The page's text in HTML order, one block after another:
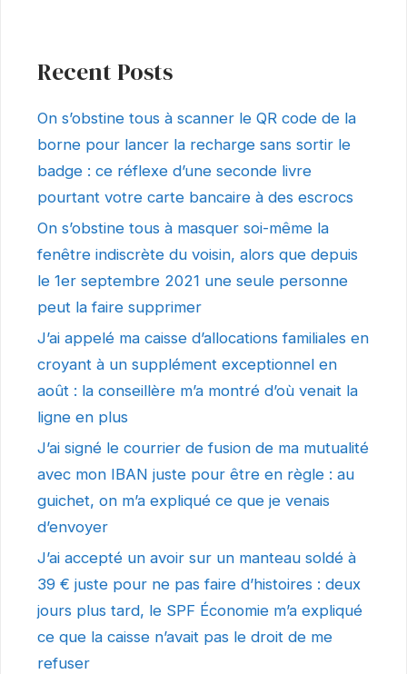
Recent Posts
On s’obstine tous à scanner le QR code de la
borne pour lancer la recharge sans sortir le
badge : ce réflexe d’une seconde livre
pourtant votre carte bancaire à des escrocs
On s’obstine tous à masquer soi-même la
fenêtre indiscrète du voisin, alors que depuis
le 1er septembre 2021 une seule personne
peut la faire supprimer
J’ai appelé ma caisse d’allocations familiales en
croyant à un supplément exceptionnel en
août : la conseillère m’a montré d’où venait la
ligne en plus
J’ai signé le courrier de fusion de ma mutualité
avec mon IBAN juste pour être en règle : au
guichet, on m’a expliqué ce que je venais
d’envoyer
J’ai accepté un avoir sur un manteau soldé à
39 € juste pour ne pas faire d’histoires : deux
jours plus tard, le SPF Économie m’a expliqué
ce que la caisse n’avait pas le droit de me
refuser